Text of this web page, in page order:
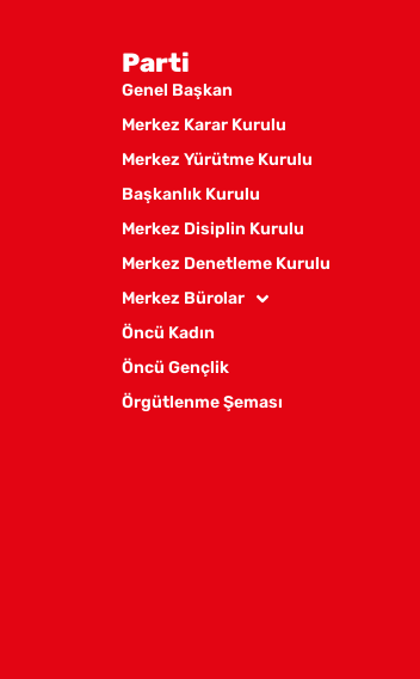
Parti
Genel Başkan
Merkez Karar Kurulu
Merkez Yürütme Kurulu
Başkanlık Kurulu
Merkez Disiplin Kurulu
Merkez Denetleme Kurulu
Merkez Bürolar
Öncü Kadın
Öncü Gençlik
Örgütlenme Şeması